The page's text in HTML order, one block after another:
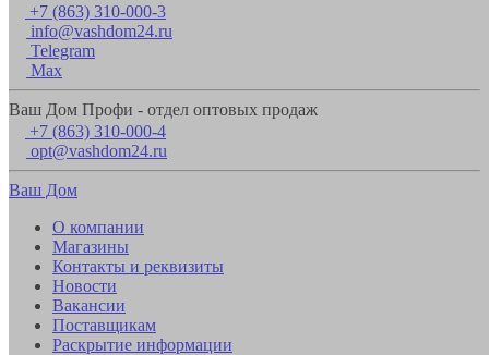
+7 (863) 310-000-3
info@vashdom24.ru
Telegram
Max
Ваш Дом Профи - отдел оптовых продаж
+7 (863) 310-000-4
opt@vashdom24.ru
Ваш Дом
О компании
Магазины
Контакты и реквизиты
Новости
Вакансии
Поставщикам
Раскрытие информации